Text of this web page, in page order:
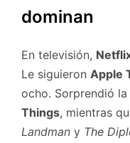
dominan
En televisión,
Le siguieron Apple
ocho. Sorprendió
Things, mientras
Landman y The